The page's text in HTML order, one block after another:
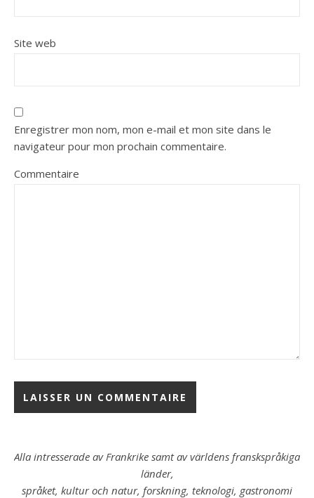
Site web
Enregistrer mon nom, mon e-mail et mon site dans le
navigateur pour mon prochain commentaire.
Commentaire
Alla intresserade av Frankrike samt av världens franskspråkiga
länder,
språket, kultur och natur, forskning, teknologi, gastronomi